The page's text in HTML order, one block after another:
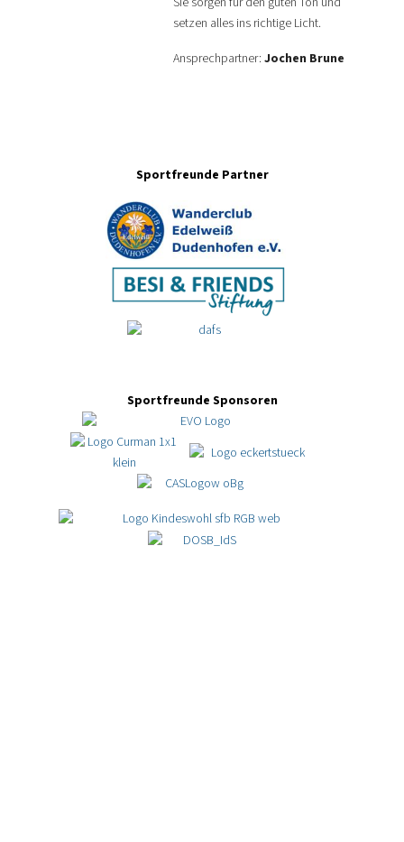
setzen alles ins richtige Licht.
Ansprechpartner: Jochen Brune
Sportfreunde Partner
Sportfreunde Sponsoren